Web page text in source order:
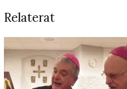
Relaterat